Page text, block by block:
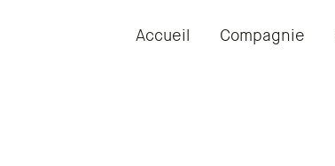
Accueil Compagnie